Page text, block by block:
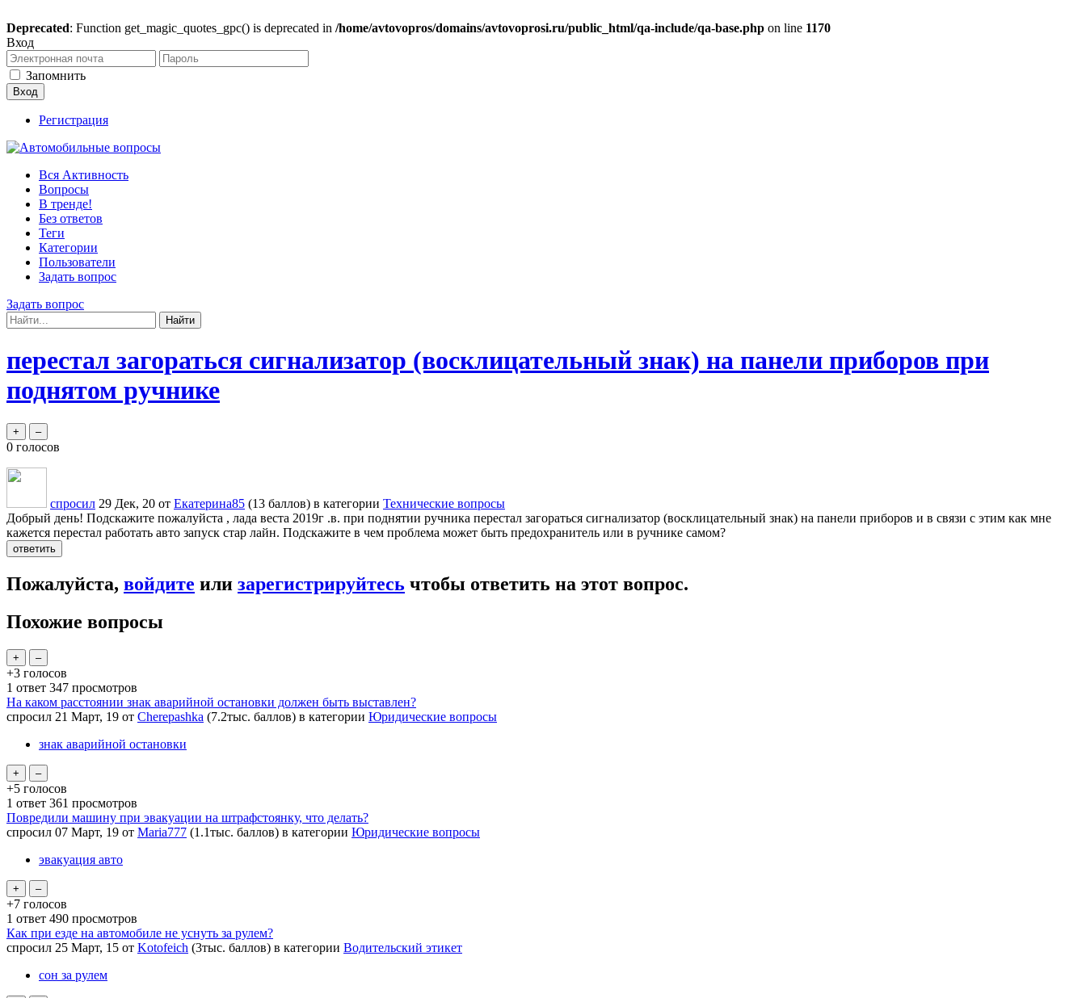
Deprecated: Function get_magic_quotes_gpc() is deprecated in /home/avtovopros/domains/avtovoprosi.ru/public_html/qa-include/qa-base.php on line 1170
Вход
Запомнить
Регистрация
Вся Активность
Вопросы
В тренде!
Без ответов
Теги
Категории
Пользователи
Задать вопрос
Задать вопрос
перестал загораться сигнализатор (восклицательный знак) на панели приборов при
поднятом ручнике
0 голосов
спросил 29 Дек, 20 от Екатерина85 (13 баллов) в категории Технические вопросы
Добрый день! Подскажите пожалуйста , лада веста 2019г .в. при поднятии ручника перестал загораться сигнализатор (восклицательный знак) на панели приборов и в связи с этим как мне
кажется перестал работать авто запуск стар лайн. Подскажите в чем проблема может быть предохранитель или в ручнике самом?
Пожалуйста, войдите или зарегистрируйтесь чтобы ответить на этот вопрос.
Похожие вопросы
+3 голосов
1 ответ 347 просмотров
На каком расстоянии знак аварийной остановки должен быть выставлен?
спросил 21 Март, 19 от Cherepashka (7.2тыс. баллов) в категории Юридические вопросы
знак аварийной остановки
+5 голосов
1 ответ 361 просмотров
Повредили машину при эвакуации на штрафстоянку, что делать?
спросил 07 Март, 19 от Maria777 (1.1тыс. баллов) в категории Юридические вопросы
эвакуация авто
+7 голосов
1 ответ 490 просмотров
Как при езде на автомобиле не уснуть за рулем?
спросил 25 Март, 15 от Kotofeich (3тыс. баллов) в категории Водительский этикет
сон за рулем